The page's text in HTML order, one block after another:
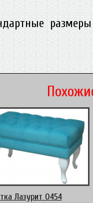
размеры
Лазурит 0454